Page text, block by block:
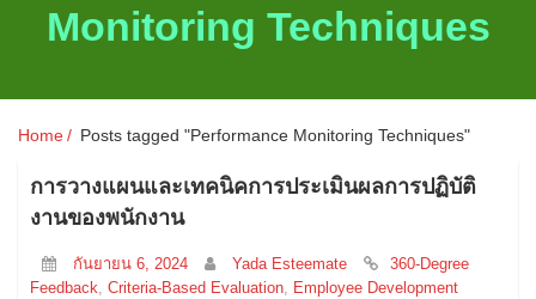
ระบบประเมินผลออนไลน์
Monitoring Techniques
Home Posts tagged "Performance Monitoring Techniques"
การวางแผนและเทคนิคการประเมินผลการปฏิบัติ
งานของพนักงาน
กันยายน 6, 2024 Yada Esteemate
360-Degree
Feedback Criteria-Based Evaluation
Employee Development